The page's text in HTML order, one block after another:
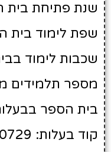
שנת פתיחת בית
שפת לימוד בית
שכבות לימוד
מספר תלמידים משוער:
בית הספר
קוד בעלות: 12300729